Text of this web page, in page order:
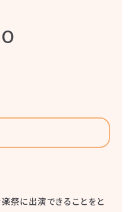
祭に出演できることをと